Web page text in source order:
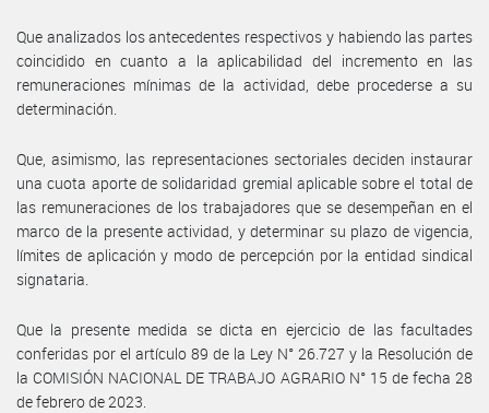
Que analizados los antecedentes respectivos y habiendo las partes
coincidido en cuanto a la aplicabilidad del incremento en las
remuneraciones mínimas de la actividad, debe procederse a su
determinación.
Que, asimismo, las representaciones sectoriales deciden instaurar
una cuota aporte de solidaridad gremial aplicable sobre el total de
las remuneraciones de los trabajadores que se desempeñan en el
marco de la presente actividad, y determinar su plazo de vigencia,
límites de aplicación y modo de percepción por la entidad sindical
signataria.
Que la presente medida se dicta en ejercicio de las facultades
conferidas por el artículo 89 de la Ley N° 26.727 y la Resolución de
la COMISIÓN NACIONAL DE TRABAJO AGRARIO N° 15 de fecha 28
de febrero de 2023.